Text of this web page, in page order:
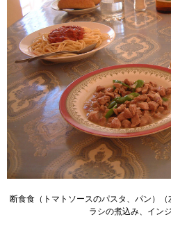
断食食（トマトソースのパスタ、パン）
ラシの煮込み、イン